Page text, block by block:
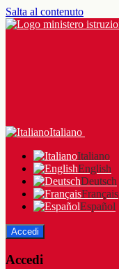
Salta al contenuto
Italiano
Italiano
English
Deutsch
Français
Español
Accedi
Accedi